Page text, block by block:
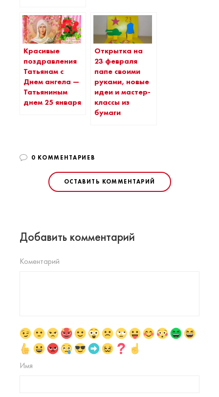
Красивые
поздравления
Татьянам с
Днем ангела —
Татьяниным
днем 25 января
Открытка на
23 февраля
папе своими
руками, новые
идеи и мастер-
классы из
бумаги
0 КОММЕНТАРИЕВ
ОСТАВИТЬ КОММЕНТАРИЙ
Добавить комментарий
Коментарий
Имя